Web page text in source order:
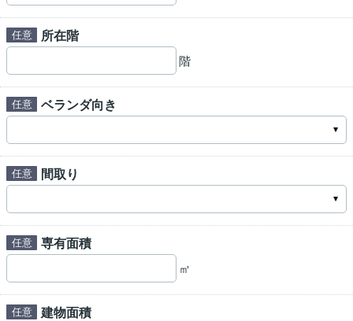
所在階
階
ベランダ向き
間取り
専有面積
㎡
建物面積